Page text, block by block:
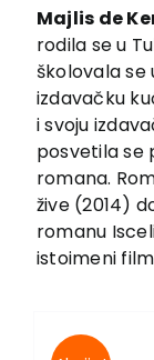
O nama
Knjige
U pripremi
Akcija
Autori
Vesti
EU PROJEKTI
Kontakt
Majlis de
rodila se u
školovala se
izdavačku
i svoju
posvetila se
romana.
žive (2014)
romanu
istoimeni